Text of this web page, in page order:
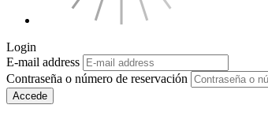
Login
E-mail address
Contraseña o número de reservación
Accede